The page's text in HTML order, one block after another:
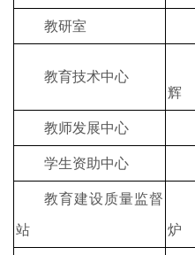
教研室
教育技术中心
辉
教师发展中心
学生资助中心
教育建设质量监督
站
炉